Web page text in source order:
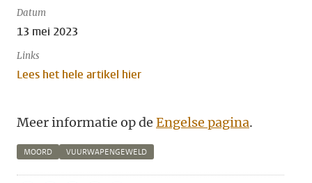
Datum
13 mei 2023
Links
Lees het hele artikel hier
Meer informatie op de Engelse pagina.
MOORD VUURWAPENGEWELD